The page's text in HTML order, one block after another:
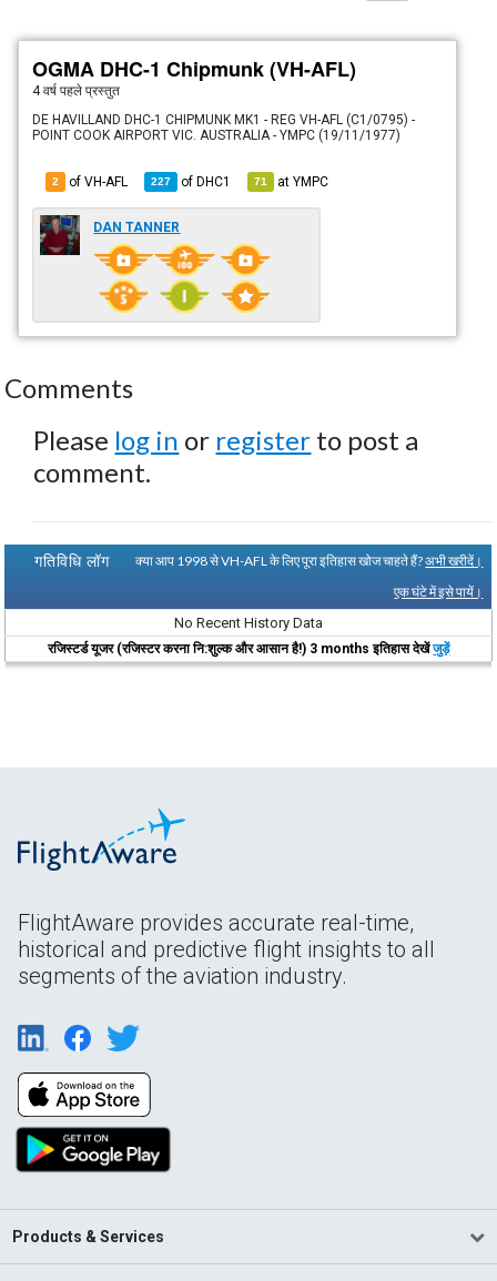
OGMA DHC-1 Chipmunk (VH-AFL)
4 वर्ष पहले प्रस्तुत
DE HAVILLAND DHC-1 CHIPMUNK MK1 - REG VH-AFL (C1/0795) -
POINT COOK AIRPORT VIC. AUSTRALIA - YMPC (19/11/1977)
2 of VH-AFL 227 ofDHC1 71 atYMPC
DAN TANNER
Comments
Please log in or register to post a
comment.
गतिविधि लॉग क्या आप 1998 से VH-AFL के लिए पूरा इतिहास खोज चाहते हैं?अभी खरीदें।
एक घंटे में इसे पायें।
No Recent History Data
रजिस्टर्ड यूजर (रजिस्टर करना नि:शुल्क और आसान है!) 3 months इतिहास देखेंजुड़ें
FlightAware provides accurate real-time,
historical and predictive flight insights to all
segments of the aviation industry.
Products & Services